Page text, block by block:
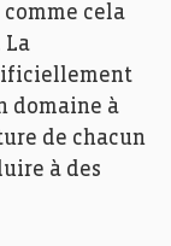
cela
La
domaine à
de chacun
à des